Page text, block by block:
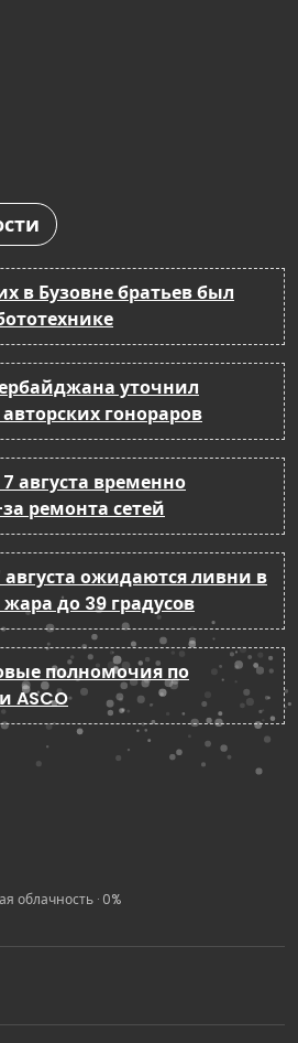
в Бузовне братьев был
уточнил
гонораров
августа временно
ремонта сетей
ожидаются ливни в
до 39 градусов
полномочия по
ASCO
облачность · 0%